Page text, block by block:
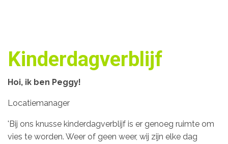
Kinderdagverblijf
Hoi, ik ben Peggy!
Locatiemanager
'Bij ons knusse kinderdagverblijf is er genoeg ruimte om
vies te worden. Weer of geen weer, wij zijn elke dag